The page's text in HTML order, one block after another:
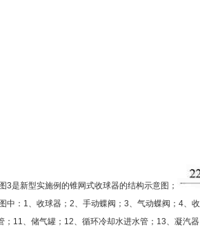
是新型实施例的锥网式收球器的结构示意图；
：1、收球器；2、手动蝶阀；3、气动蝶阀；4、
；11、储气罐；12、循环冷却水进水管；13、凝汽